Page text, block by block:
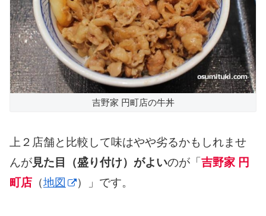
吉野家 円町店の牛丼
上２店舗と比較して味はやや劣るかもしれませ
んが見た目（盛り付け）がよいのが「 吉野家 円
町店 （地図 ）」です。